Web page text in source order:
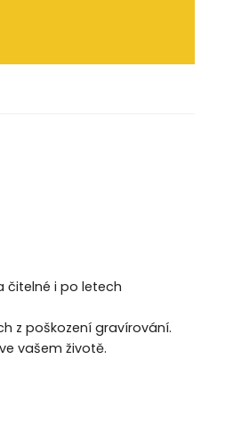
čitelné i po letech
z poškození gravírování.
vašem životě.